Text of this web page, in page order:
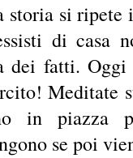
storia si
di casa
dei fatti.
Meditate
in piazza
se poi